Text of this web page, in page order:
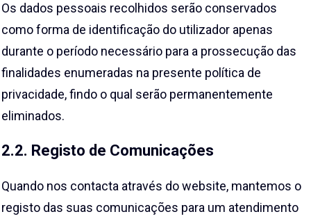
Os dados pessoais recolhidos serão conservados
como forma de identificação do utilizador apenas
durante o período necessário para a prossecução das
finalidades enumeradas na presente política de
privacidade, findo o qual serão permanentemente
eliminados.
2.2. Registo de Comunicações
Quando nos contacta através do website, mantemos o
registo das suas comunicações para um atendimento